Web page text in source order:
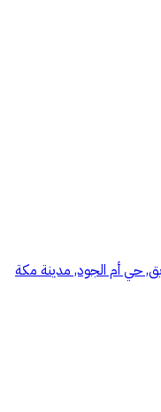
حي أم الجود, مدينة مكة